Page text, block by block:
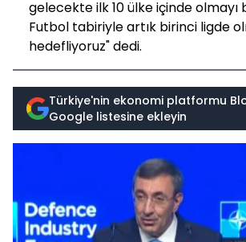
gelecekte ilk 10 ülke içinde olmayı
Futbol tabiriyle artık birinci ligde
hedefliyoruz" dedi.
Türkiye'nin ekonomi platformu
Google listesine ekleyin